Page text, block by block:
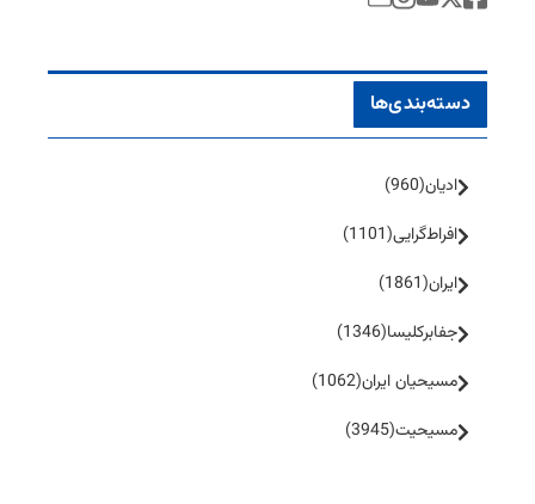
دسته‌بندی‌ها
ادیان(960)
افراط‌گرایی(1101)
ایران(1861)
جفا‌بر‌کلیسا(1346)
مسیحیان ایران(1062)
مسیحیت(3945)